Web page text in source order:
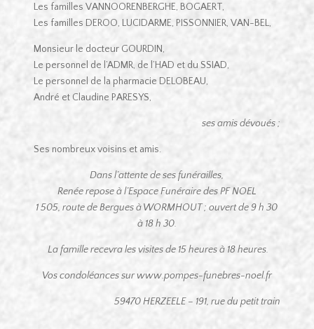
Les familles VANNOORENBERGHE, BOGAERT,
Les familles DEROO, LUCIDARME, PISSONNIER, VAN-BEL,
Monsieur le docteur GOURDIN,
Le personnel de l’ADMR, de l’HAD et du SSIAD,
Le personnel de la pharmacie DELOBEAU,
André et Claudine PARESYS,
ses amis dévoués ;
Ses nombreux voisins et amis.
Dans l’attente de ses funérailles,
Renée repose à l’Espace Funéraire des PF NOEL
1 505, route de Bergues à WORMHOUT ; ouvert de 9 h 30
à 18 h 30.
La famille recevra les visites de 15 heures à 18 heures.
Vos condoléances sur www.pompes-funebres-noel.fr
59470 HERZEELE – 191, rue du petit train